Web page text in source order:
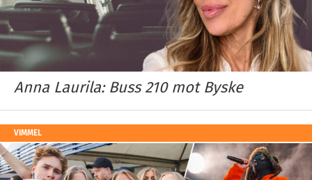
Anna Laurila: Buss 210 mot Byske
VIMMEL